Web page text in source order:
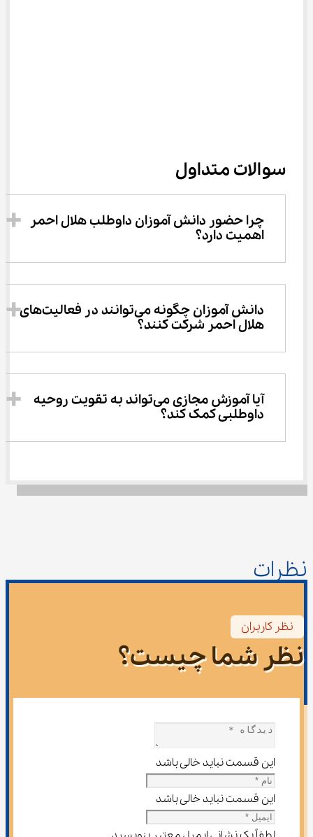
سوالات متداول
چرا حضور دانش ‌آموزان داوطلب هلال احمر
اهمیت دارد؟
دانش ‌آموزان چگونه می‌توانند در فعالیت‌های
هلال احمر شرکت کنند؟
آیا آموزش مجازی می‌تواند به تقویت روحیه
داوطلبی کمک کند؟
نظرات
نظر کاربران
نظر شما چیست؟
این قسمت نباید خالی باشد
این قسمت نباید خالی باشد